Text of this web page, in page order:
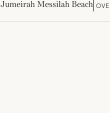
Jumeirah Messilah Beach